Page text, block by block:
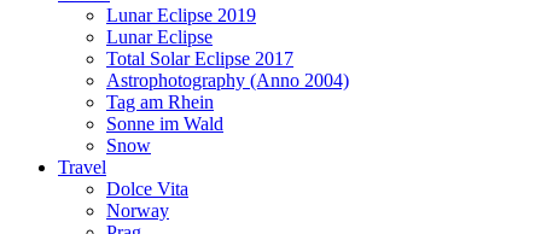
Lunar Eclipse 2019
Lunar Eclipse
Total Solar Eclipse 2017
Astrophotography (Anno 2004)
Tag am Rhein
Sonne im Wald
Snow
Travel
Dolce Vita
Norway